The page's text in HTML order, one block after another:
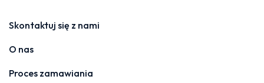
Skontaktuj się z nami
O nas
Proces zamawiania